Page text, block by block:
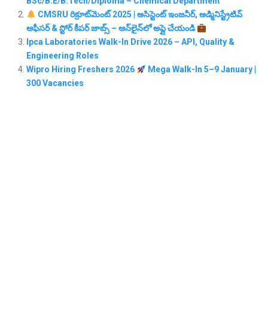
CMSRU రిక్రూట్‌మెంట్ 2025 | అసిస్టెంట్ ఇంజనీర్, అడ్మినిస్ట్రేటివ్
ఆఫీసర్ & స్టోర్ కీపర్ జాబ్స్ – ఆన్‌లైన్‌లో అప్లై చేయండి
Ipca Laboratories Walk-In Drive 2026 – API, Quality &
Engineering Roles
Wipro Hiring Freshers 2026
Mega Walk-In 5–9 January |
300 Vacancies